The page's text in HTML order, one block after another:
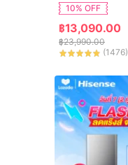
AS-18TRCE2T
10% OFF
฿13,090.00
฿23,990.00
(1476)